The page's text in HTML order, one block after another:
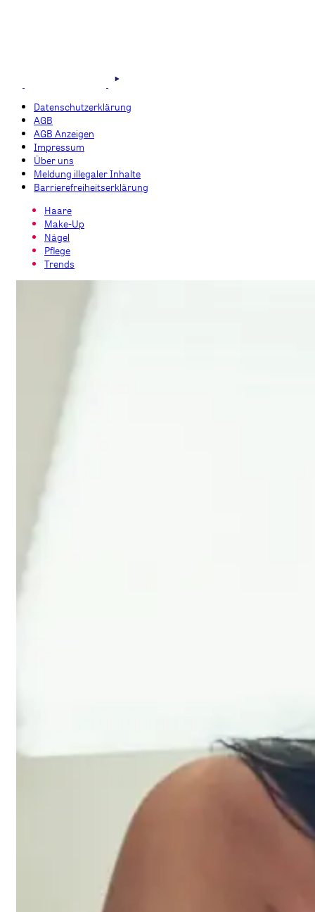
Datenschutzerklärung
AGB
AGB Anzeigen
Impressum
Über uns
Meldung illegaler Inhalte
Barrierefreiheitserklärung
Haare
Make-Up
Nägel
Pflege
Trends